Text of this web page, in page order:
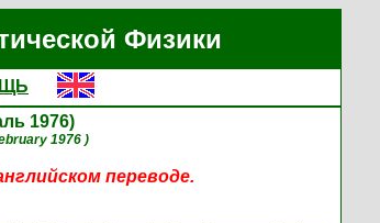
Физики
1976)
1976 )
переводе.